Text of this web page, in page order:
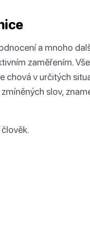
a mnoho
zaměřením.
chová v určitých
slov,